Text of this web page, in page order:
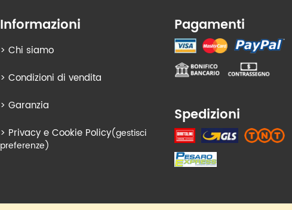
Informazioni
> Chi siamo
> Condizioni di vendita
> Garanzia
> Privacy e Cookie Policy(gestisci
preferenze)
Pagamenti
Spedizioni